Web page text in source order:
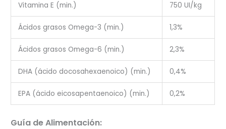
Vitamina E (min.) 750 UI/kg
Ácidos grasos Omega-3 (min.) 1,3%
Ácidos grasos Omega-6 (min.) 2,3%
DHA (ácido docosahexaenoico) (min.) 0,4%
EPA (ácido eicosapentaenoico) (min.) 0,2%
Guía de Alimentación: